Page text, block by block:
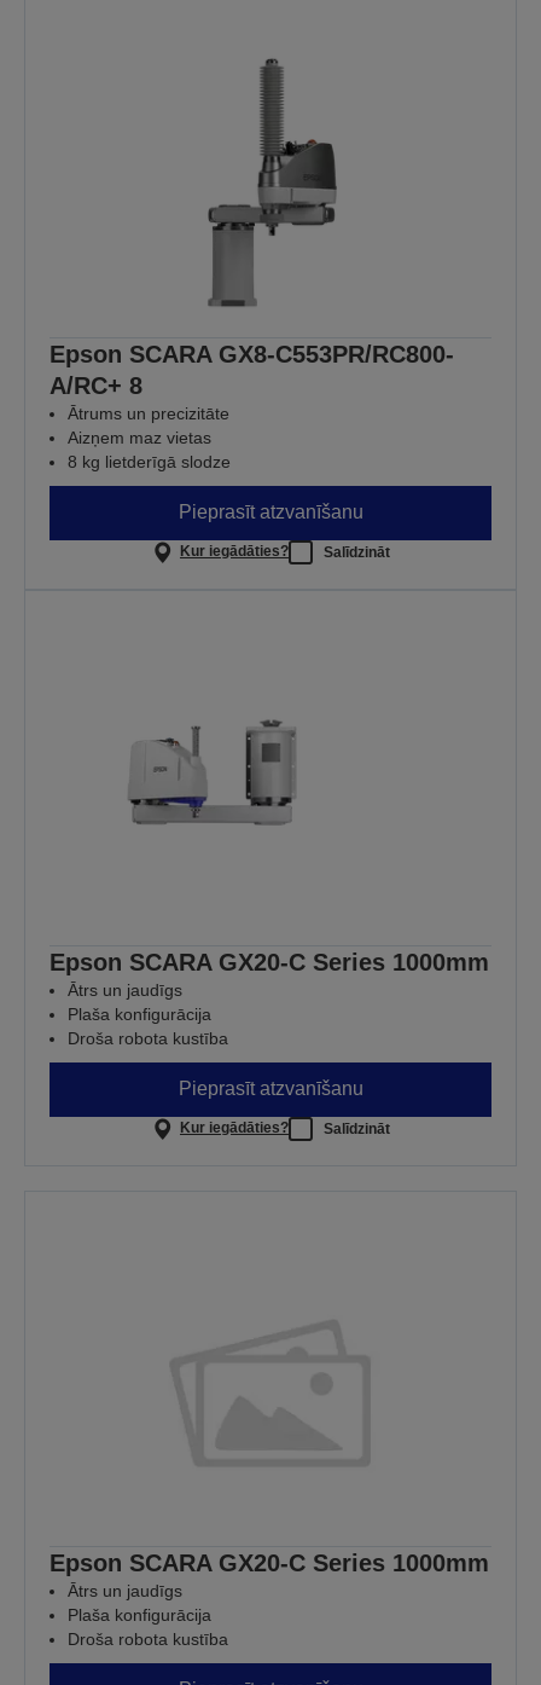
Epson SCARA GX8-C553PR/RC800-
A/RC+ 8
Ātrums un precizitāte
Aizņem maz vietas
8 kg lietderīgā slodze
Pieprasīt atzvanīšanu
Kur iegādāties? Salīdzināt
Epson SCARA GX20-C Series 1000mm
Ātrs un jaudīgs
Plaša konfigurācija
Droša robota kustība
Pieprasīt atzvanīšanu
Kur iegādāties? Salīdzināt
Epson SCARA GX20-C Series 1000mm
Ātrs un jaudīgs
Plaša konfigurācija
Droša robota kustība